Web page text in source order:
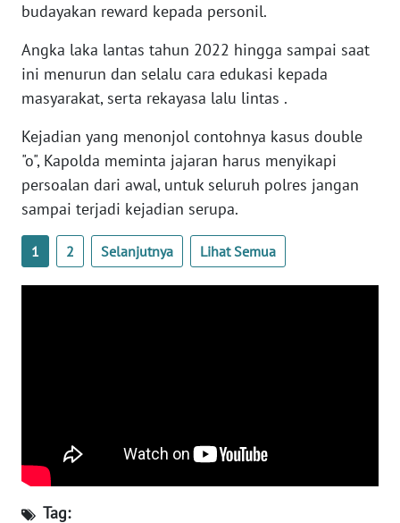
budayakan reward kepada personil.
Angka laka lantas tahun 2022 hingga sampai saat
ini menurun dan selalu cara edukasi kepada
masyarakat, serta rekayasa lalu lintas .
Kejadian yang menonjol contohnya kasus double
"o", Kapolda meminta jajaran harus menyikapi
persoalan dari awal, untuk seluruh polres jangan
sampai terjadi kejadian serupa.
1 2 Selanjutnya Lihat Semua
Tag:
SULTENG
WN
WN
BABEL
SUMBAR
LAMPUNG
JATENG